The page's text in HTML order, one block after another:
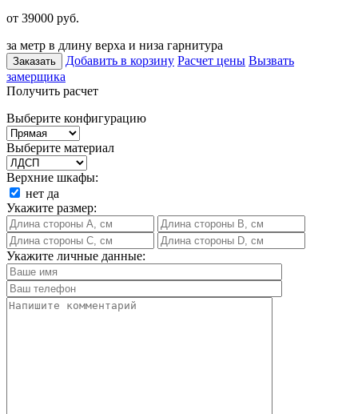
от 39000 руб.
за метр в длину верха и низа гарнитура
Заказать Добавить в корзину Расчет цены Вызвать
замерщика
Получить расчет
Выберите конфигурацию
Выберите материал
Верхние шкафы:
нет да
Укажите размер:
Укажите личные данные: